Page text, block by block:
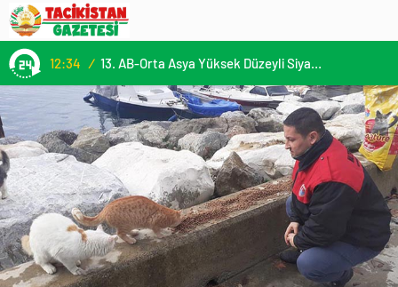
13. AB-Orta Asya Yüksek Düzeyli Siyasi ve Güvenlik Diyaloğuna Katılım 13:22 /